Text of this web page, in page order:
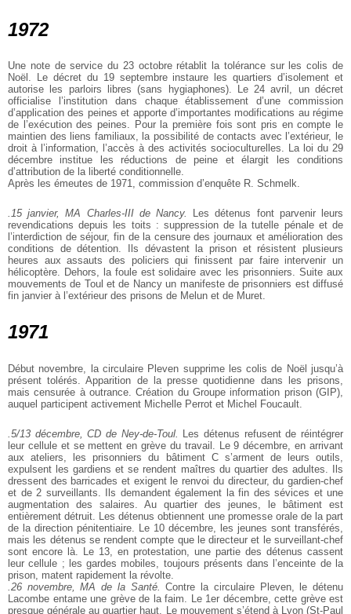
1972
Une note de service du 23 octobre rétablit la tolérance sur les colis de
Noël. Le décret du 19 septembre instaure les quartiers d’isolement et
autorise les parloirs libres (sans hygiaphones). Le 24 avril, un décret
officialise l’institution dans chaque établissement d’une commission
d’application des peines et apporte d’importantes modifications au régime
de l’exécution des peines. Pour la première fois sont pris en compte le
maintien des liens familiaux, la possibilité de contacts avec l’extérieur, le
droit à l’information, l’accès à des activités socioculturelles. La loi du 29
décembre institue les réductions de peine et élargit les conditions
d’attribution de la liberté conditionnelle.
Après les émeutes de 1971, commission d’enquête R. Schmelk.
.15 janvier, MA Charles-III de Nancy.
Les détenus font parvenir leurs
revendications depuis les toits : suppression de la tutelle pénale et de
l’interdiction de séjour, fin de la censure des journaux et amélioration des
conditions de détention. Ils dévastent la prison et résistent plusieurs
heures aux assauts des policiers qui finissent par faire intervenir un
hélicoptère. Dehors, la foule est solidaire avec les prisonniers. Suite aux
mouvements de Toul et de Nancy un manifeste de prisonniers est diffusé
fin janvier à l’extérieur des prisons de Melun et de Muret.
1971
Début novembre, la circulaire Pleven supprime les colis de Noël jusqu’à
présent tolérés. Apparition de la presse quotidienne dans les prisons,
mais censurée à outrance. Création du Groupe information prison (GIP),
auquel participent activement Michelle Perrot et Michel Foucault.
.5/13 décembre, CD de Ney-de-Toul. Les détenus refusent de réintégrer
leur cellule et se mettent en grève du travail. Le 9 décembre, en arrivant
aux ateliers, les prisonniers du bâtiment C s’arment de leurs outils,
expulsent les gardiens et se rendent maîtres du quartier des adultes. Ils
dressent des barricades et exigent le renvoi du directeur, du gardien-chef
et de 2 surveillants. Ils demandent également la fin des sévices et une
augmentation des salaires. Au quartier des jeunes, le bâtiment est
entièrement détruit. Les détenus obtiennent une promesse orale de la part
de la direction pénitentiaire. Le 10 décembre, les jeunes sont transférés,
mais les détenus se rendent compte que le directeur et le surveillant-chef
sont encore là. Le 13, en protestation, une partie des détenus cassent
leur cellule ; les gardes mobiles, toujours présents dans l’enceinte de la
prison, matent rapidement la révolte.
.26 novembre, MA de la Santé. Contre la circulaire Pleven, le détenu
Lacombe entame une grève de la faim. Le 1er décembre, cette grève est
presque générale au quartier haut. Le mouvement s’étend à Lyon (St-Paul